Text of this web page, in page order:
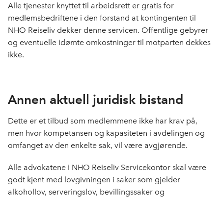
Alle tjenester knyttet til arbeidsrett er gratis for
medlemsbedriftene i den forstand at kontingenten til
NHO Reiseliv dekker denne servicen. Offentlige gebyrer
og eventuelle idømte omkostninger til motparten dekkes
ikke.
Annen aktuell juridisk bistand
Dette er et tilbud som medlemmene ikke har krav på,
men hvor kompetansen og kapasiteten i avdelingen og
omfanget av den enkelte sak, vil være avgjørende.
Alle advokatene i NHO Reiseliv Servicekontor skal være
godt kjent med lovgivningen i saker som gjelder
alkohollov, serveringslov, bevillingssaker og